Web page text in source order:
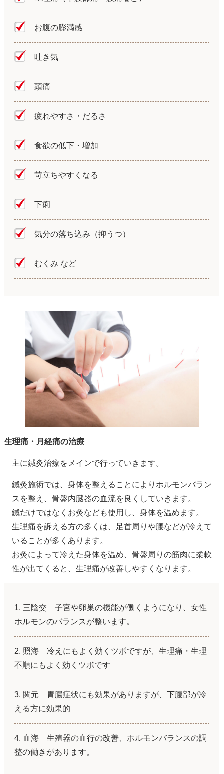
お腹の膨満感
吐き気
頭痛
疲れやすさ・だるさ
食欲の低下・増加
苛立ちやすくなる
下痢
気分の落ち込み（抑うつ）
むくみ など
生理痛・月経痛の治療
主に鍼灸治療をメインで行っていきます。
鍼灸施術では、身体を整えることによりホルモンバラン
スを整え、骨盤内臓器の血流を良くしていきます。
鍼だけではなくお灸なども使用し、身体を温めます。
生理痛を訴える方の多くは、足首周りや腰などが冷えて
いることが多くあります。
お灸によって冷えた身体を温め、骨盤周りの筋肉に柔軟
性が出てくると、生理痛が改善しやすくなります。
三陰交 子宮や卵巣の機能が働くようになり、女性
ホルモンのバランスが整います。
照海 冷えにもよく効くツボですが、生理痛・生理
不順にもよく効くツボです
関元 胃腸症状にも効果がありますが、下腹部が冷
える方に効果的
血海 生殖器の血行の改善、ホルモンバランスの調
整の働きがあります。